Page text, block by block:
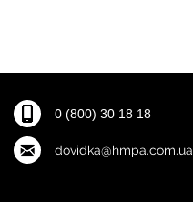
0 (800) 30 18 18
dovidka@hmpa.com.ua